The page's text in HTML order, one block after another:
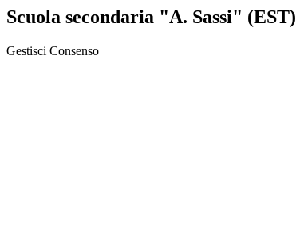
Scuola secondaria "A. Sassi" (EST)
Gestisci Consenso